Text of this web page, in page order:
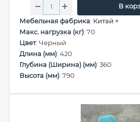
В
Мебельная фабрика: Китай +
Макс. нагрузка (кг): 70
Цвет: Черный
Длина (мм): 420
Глубина (Ширина) (мм): 360
Высота (мм): 790